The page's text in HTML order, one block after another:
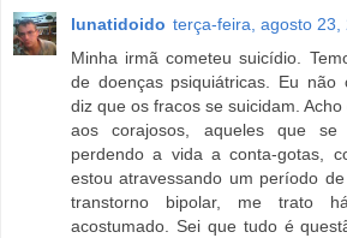
lunatidoido terça-feira, agosto 23,
Minha irmã cometeu suicídio.
de doenças psiquiátricas. Eu não
diz que os fracos se suicidam.
aos corajosos, aqueles que se
perdendo a vida a conta-gotas,
estou atravessando um período
transtorno bipolar, me trato
acostumado. Sei que tudo é